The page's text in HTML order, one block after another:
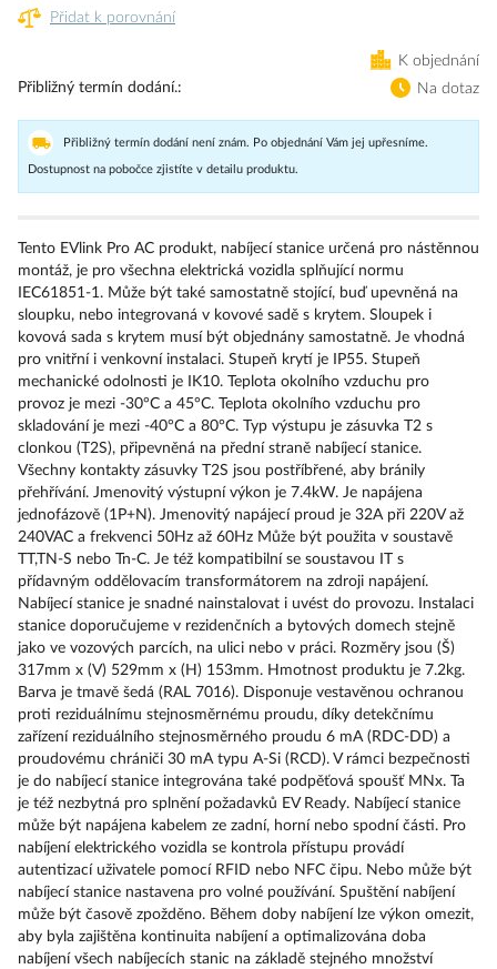
Přidat k porovnání
K objednání
Přibližný termín dodání.
Na dotaz
Přibližný termín dodání není znám. Po objednání Vám jej upřesníme.
Dostupnost na pobočce zjistíte v detailu produktu.
Tento EVlink Pro AC produkt, nabíjecí stanice určená pro nástěnnou
montáž, je pro všechna elektrická vozidla splňující normu
IEC61851-1. Může být také samostatně stojící, buď upevněná na
sloupku, nebo integrovaná v kovové sadě s krytem. Sloupek i
kovová sada s krytem musí být objednány samostatně. Je vhodná
pro vnitřní i venkovní instalaci. Stupeň krytí je IP55. Stupeň
mechanické odolnosti je IK10. Teplota okolního vzduchu pro
provoz je mezi -30°C a 45°C. Teplota okolního vzduchu pro
skladování je mezi -40°C a 80°C. Typ výstupu je zásuvka T2 s
clonkou (T2S), připevněná na přední straně nabíjecí stanice.
Všechny kontakty zásuvky T2S jsou postříbřené, aby bránily
přehřívání. Jmenovitý výstupní výkon je 7.4kW. Je napájena
jednofázově (1P+N). Jmenovitý napájecí proud je 32A při 220V až
240VAC a frekvenci 50Hz až 60Hz Může být použita v soustavě
TT,TN-S nebo Tn-C. Je též kompatibilní se soustavou IT s
přídavným oddělovacím transformátorem na zdroji napájení.
Nabíjecí stanice je snadné nainstalovat i uvést do provozu. Instalaci
stanice doporučujeme v rezidenčních a bytových domech stejně
jako ve vozových parcích, na ulici nebo v práci. Rozměry jsou (Š)
317mm x (V) 529mm x (H) 153mm. Hmotnost produktu je 7.2kg.
Barva je tmavě šedá (RAL 7016). Disponuje vestavěnou ochranou
proti reziduálnímu stejnosměrnému proudu, díky detekčnímu
zařízení reziduálního stejnosměrného proudu 6 mA (RDC-DD) a
proudovému chrániči 30 mA typu A-Si (RCD). V rámci bezpečnosti
je do nabíjecí stanice integrována také podpěťová spoušť MNx. Ta
je též nezbytná pro splnění požadavků EV Ready. Nabíjecí stanice
může být napájena kabelem ze zadní, horní nebo spodní části. Pro
nabíjení elektrického vozidla se kontrola přístupu provádí
autentizací uživatele pomocí RFID nebo NFC čipu. Nebo může být
nabíjecí stanice nastavena pro volné používání. Spuštění nabíjení
může být časově zpožděno. Během doby nabíjení lze výkon omezit,
aby byla zajištěna kontinuita nabíjení a optimalizována doba
nabíjení všech nabíjecích stanic na základě stejného množství